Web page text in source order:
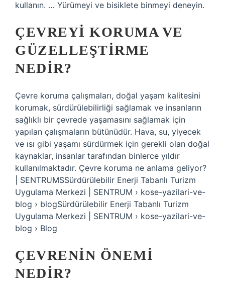
kullanın. … Yürümeyi ve bisiklete binmeyi deneyin.
ÇEVREYI KORUMA VE
GÜZELLEŞTIRME
NEDIR?
Çevre koruma çalışmaları, doğal yaşam kalitesini
korumak, sürdürülebilirliği sağlamak ve insanların
sağlıklı bir çevrede yaşamasını sağlamak için
yapılan çalışmaların bütünüdür. Hava, su, yiyecek
ve ısı gibi yaşamı sürdürmek için gerekli olan doğal
kaynaklar, insanlar tarafından binlerce yıldır
kullanılmaktadır. Çevre koruma ne anlama geliyor?
| SENTRUMSSürdürülebilir Enerji Tabanlı Turizm
Uygulama Merkezi | SENTRUM › kose-yazilari-ve-
blog › blogSürdürülebilir Enerji Tabanlı Turizm
Uygulama Merkezi | SENTRUM › kose-yazilari-ve-
blog › Blog
ÇEVRENIN ÖNEMI
NEDIR?